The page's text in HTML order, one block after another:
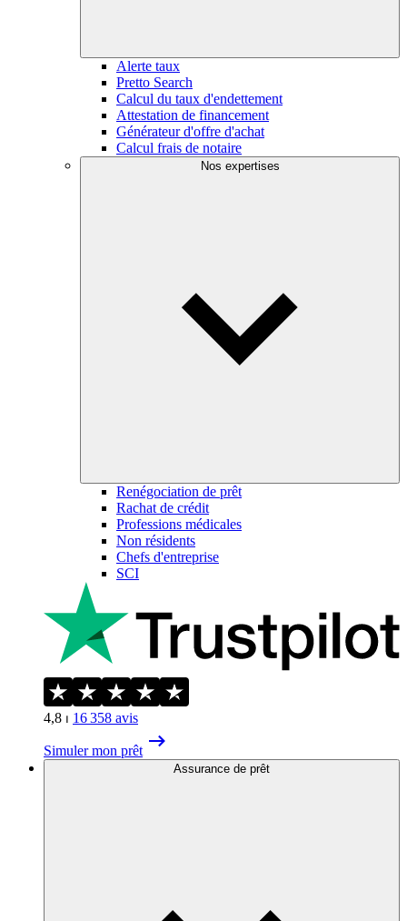
Alerte taux
Pretto Search
Calcul du taux d'endettement
Attestation de financement
Générateur d'offre d'achat
Calcul frais de notaire
Nos expertises
Renégociation de prêt
Rachat de crédit
Professions médicales
Non résidents
Chefs d'entreprise
SCI
4,8 ⏐ 16 358 avis
Simuler mon prêt
Assurance de prêt